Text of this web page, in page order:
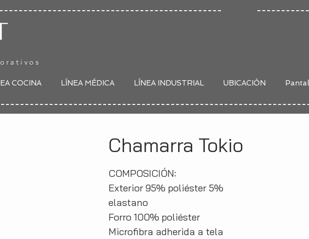
COCINA LÍNEA MÉDICA LÍNEA INDUSTRIAL UBICACIÓN
Chamarra Tokio
COMPOSICIÓN:
Exterior 95% poliéster 5%
elastano
Forro 100% poliéster
Microfibra adherida a tela